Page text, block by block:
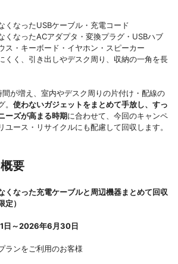
くなったUSBケーブル・充電コード
くなったACアダプタ・変換プラグ・USBハブ
ス・キーボード・イヤホン・スピーカー
くく、引き出しやデスク周り、収納の一角を長
が増え、室内やデスク周りの片付け・配線の
使わないガジェットをまとめて手放し、すっ
ーズが高まる時期に合わせて、今回のキャンペ
ユース・リサイクルにも配慮して回収します。
要
くなった充電ケーブルと周辺機器まとめて回収
）
日～2026年6月30日
ランをご利用のお客様